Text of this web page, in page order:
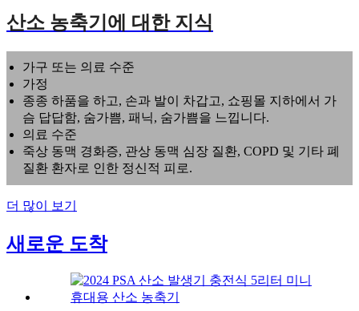
산소 농축기에 대한 지식
가구 또는 의료 수준
가정
종종 하품을 하고, 손과 발이 차갑고, 쇼핑몰 지하에서 가
슴 답답함, 숨가쁨, 패닉, 숨가쁨을 느낍니다.
의료 수준
죽상 동맥 경화증, 관상 동맥 심장 질환, COPD 및 기타 폐
질환 환자로 인한 정신적 피로.
더 많이 보기
새로운 도착